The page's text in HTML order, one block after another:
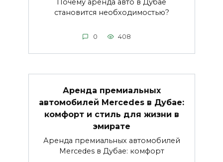
Почему аренда авто в Дубае
становится необходимостью?
0 408
Аренда премиальных
автомобилей Mercedes в Дубае:
комфорт и стиль для жизни в
эмирате
Аренда премиальных автомобилей
Mercedes в Дубае: комфорт